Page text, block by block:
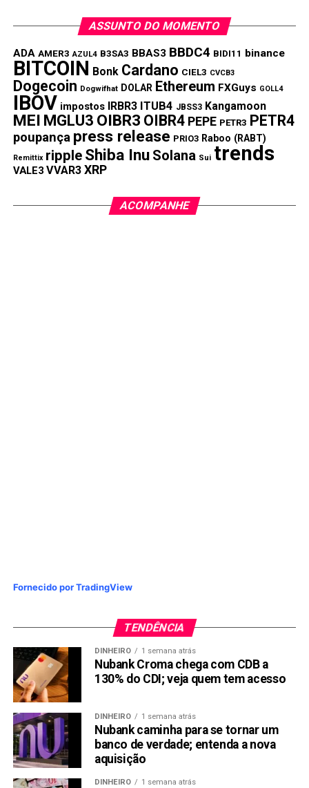
ASSUNTO DO MOMENTO
ADA AMER3 AZUL4 B3SA3 BBAS3 BBDC4 BIDI11 binance
BITCOIN Bonk Cardano CIEL3 CVCB3
Dogecoin Dogwifhat DOLAR Ethereum FXGuys GOLL4
IBOV impostos IRBR3 ITUB4 JBSS3 Kangamoon
MEI MGLU3 OIBR3 OIBR4 PEPE PETR3 PETR4
poupança press release PRIO3 Raboo (RABT)
Remittix ripple Shiba Inu Solana Sui trends
VALE3 VVAR3 XRP
ACOMPANHE
Fornecido por TradingView
TENDÊNCIA
DINHEIRO 1 semana atrás
Nubank Croma chega com CDB a
130% do CDI; veja quem tem acesso
DINHEIRO 1 semana atrás
Nubank caminha para se tornar um
banco de verdade; entenda a nova
aquisição
DINHEIRO 1 semana atrás